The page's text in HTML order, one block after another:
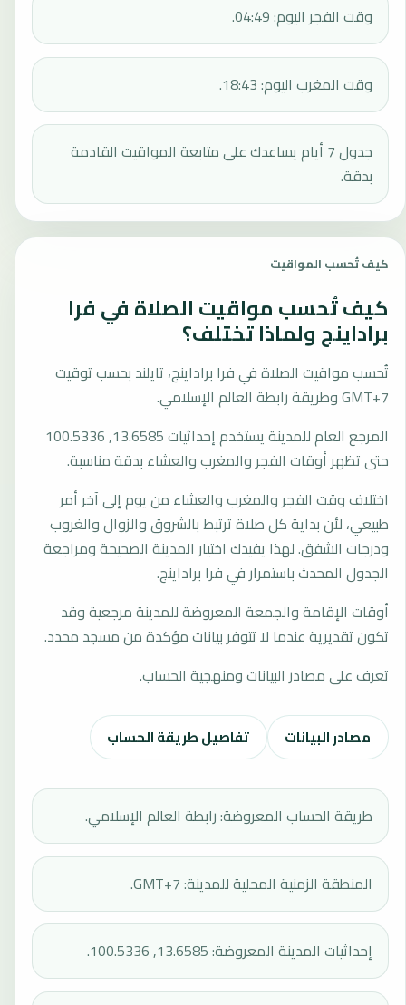
وقت الفجر اليوم: 04:49.
وقت المغرب اليوم: 18:43.
جدول 7 أيام يساعدك على متابعة المواقيت القادمة
بدقة.
كيف تُحسب المواقيت
كيف تُحسب مواقيت الصلاة في فرا
براداينج ولماذا تختلف؟
تُحسب مواقيت الصلاة في فرا براداينج، تايلند بحسب توقيت
GMT+7 وطريقة رابطة العالم الإسلامي.
المرجع العام للمدينة يستخدم إحداثيات 13.6585, 100.5336
حتى تظهر أوقات الفجر والمغرب والعشاء بدقة مناسبة.
اختلاف وقت الفجر والمغرب والعشاء من يوم إلى آخر أمر
طبيعي، لأن بداية كل صلاة ترتبط بالشروق والزوال والغروب
ودرجات الشفق. لهذا يفيدك اختيار المدينة الصحيحة ومراجعة
الجدول المحدث باستمرار في فرا براداينج.
أوقات الإقامة والجمعة المعروضة للمدينة مرجعية وقد
تكون تقديرية عندما لا تتوفر بيانات مؤكدة من مسجد محدد.
تعرف على مصادر البيانات ومنهجية الحساب.
مصادر البيانات تفاصيل طريقة الحساب
طريقة الحساب المعروضة: رابطة العالم الإسلامي.
المنطقة الزمنية المحلية للمدينة: GMT+7.
إحداثيات المدينة المعروضة: 13.6585, 100.5336.